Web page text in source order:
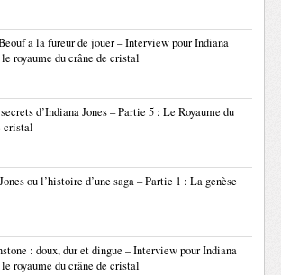
a la fureur de jouer – Interview pour Indiana
le royaume du crâne de cristal
d’Indiana Jones – Partie 5 : Le Royaume du
cristal
ou l’histoire d’une saga – Partie 1 : La genèse
: doux, dur et dingue – Interview pour Indiana
le royaume du crâne de cristal